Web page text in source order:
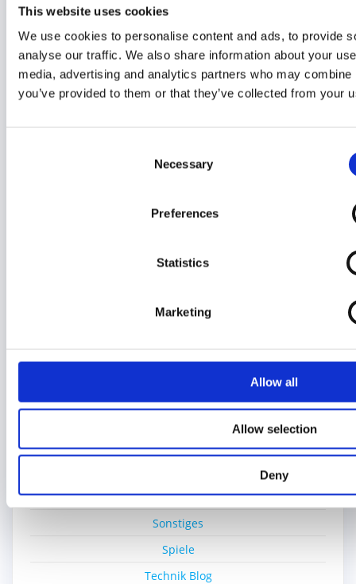
This website uses cookies
We use cookies to personalise content and ads, to provide
analyse our traffic. We also share information about your
media, advertising and analytics partners who may
you’ve provided to them or that they’ve collected from your
Necessary
Preferences
Statistics
Marketing
Allow all
Allow selection
Deny
Hamburg und Berlin
Leogland Disovery Centre Berlin 9. Januar 2026
Lego Smart Brick 6. Januar 2026
Bricks4Science
Einzelsteine
Gratisset
Kiddicraft
Nerd-Wissen
Seltene Sets
Sonstiges
Spiele
Technik Blog